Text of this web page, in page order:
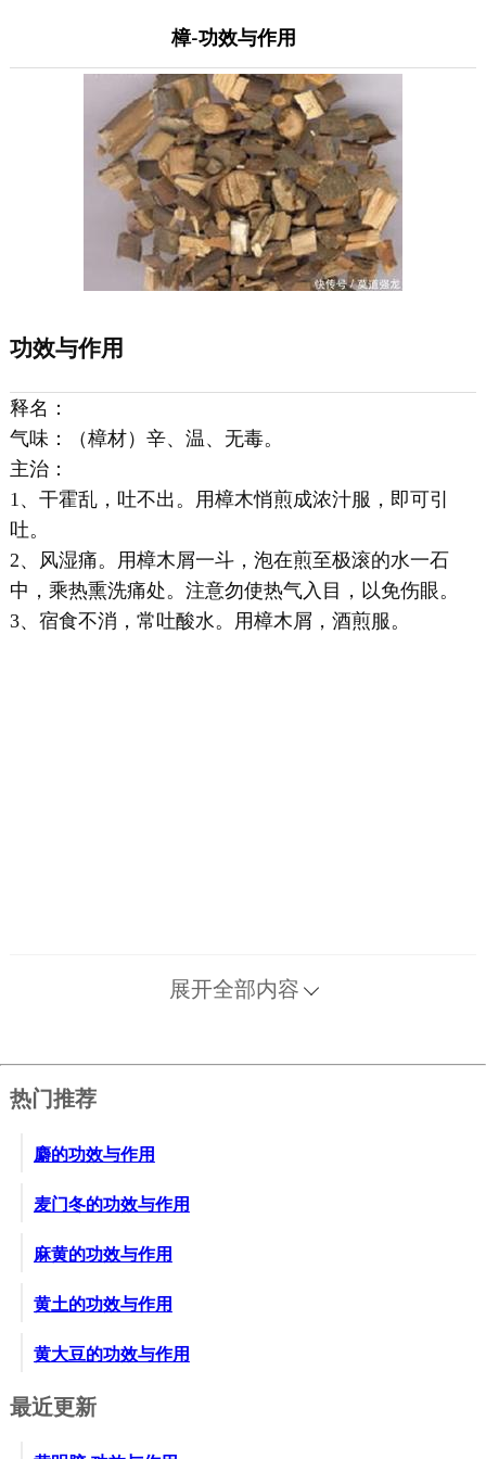
樟-功效与作用
功效与作用
释名：
气味：（樟材）辛、温、无毒。
主治：
1、干霍乱，吐不出。用樟木悄煎成浓汁服，即可引
吐。
2、风湿痛。用樟木屑一斗，泡在煎至极滚的水一石
中，乘热熏洗痛处。注意勿使热气入目，以免伤眼。
3、宿食不消，常吐酸水。用樟木屑，酒煎服。
展开全部内容
热门推荐
麝的功效与作用
麦门冬的功效与作用
麻黄的功效与作用
黄土的功效与作用
黄大豆的功效与作用
最近更新